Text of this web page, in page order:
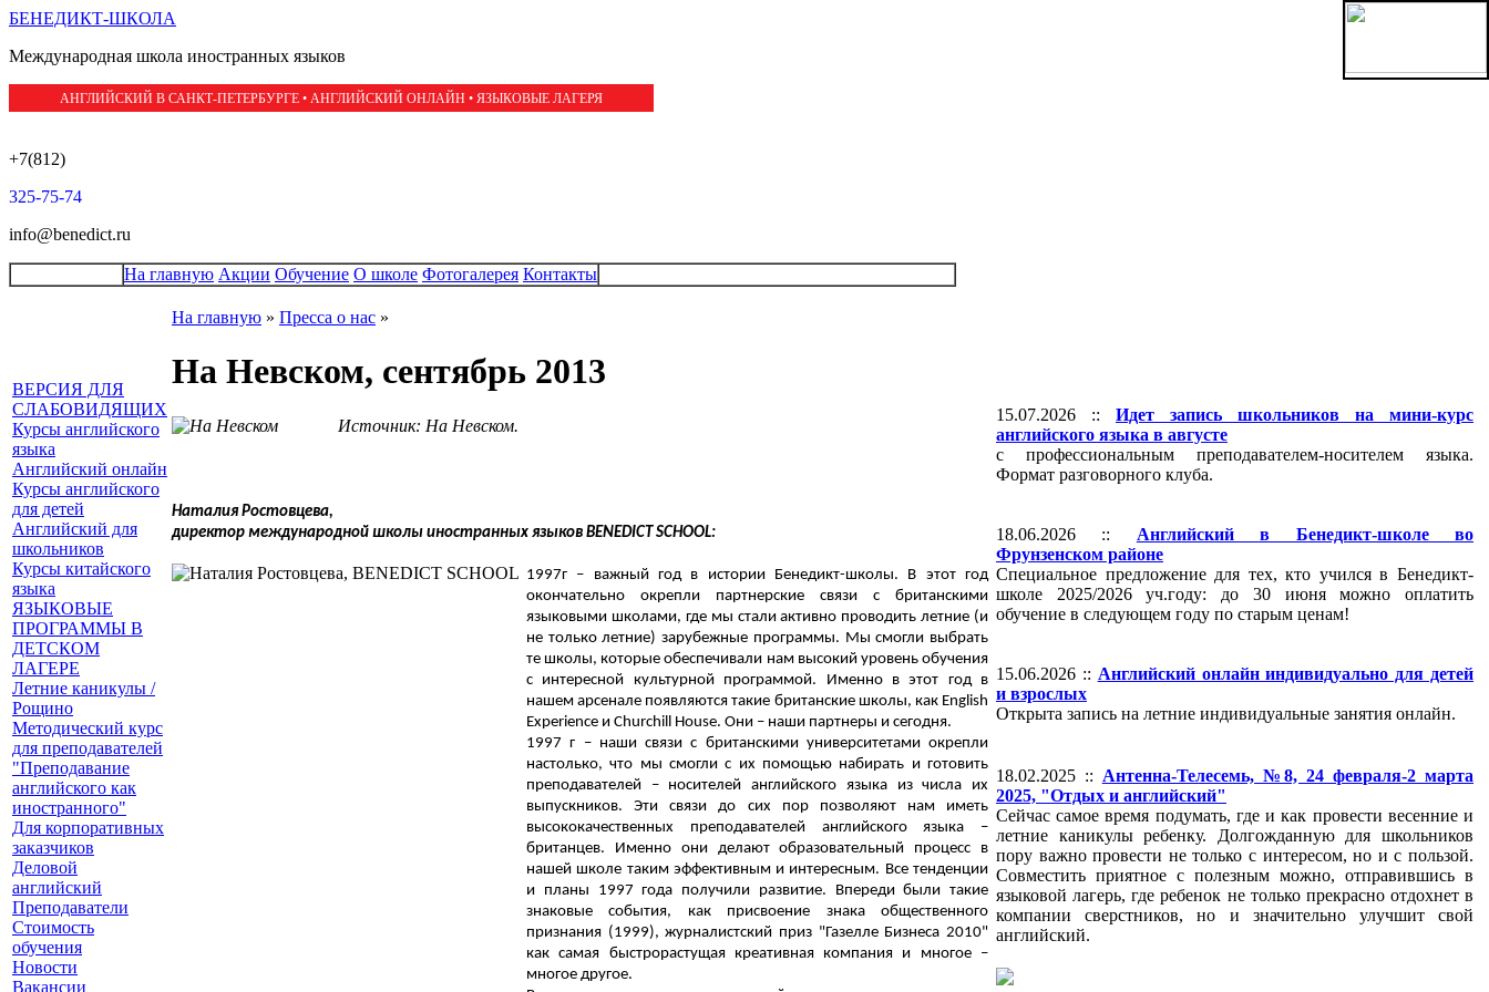
БЕНЕДИКТ-ШКОЛА
Международная школа иностранных языков
АНГЛИЙСКИЙ В САНКТ-ПЕТЕРБУРГЕ • АНГЛИЙСКИЙ ОНЛАЙН • ЯЗЫКОВЫЕ ЛАГЕРЯ
+7(812)
325-75-74
info@benedict.ru
На главную Акции Обучение О школе Фотогалерея Контакты
ВЕРСИЯ ДЛЯ
СЛАБОВИДЯЩИХ
Курсы английского
языка
Английский онлайн
Курсы английского
для детей
Английский для
школьников
Курсы китайского
языка
ЯЗЫКОВЫЕ
ПРОГРАММЫ В
ДЕТСКОМ
ЛАГЕРЕ
Летние каникулы /
Рощино
Методический курс
для преподавателей
"Преподавание
английского как
иностранного"
Для корпоративных
заказчиков
Деловой
английский
Преподаватели
Стоимость
обучения
Новости
Вакансии
На главную » Пресса о нас »
На Невском, сентябрь 2013
Источник: На Невском.
Наталия Ростовцева,
директор международной школы иностранных языков BENEDICT SCHOOL:
1997г – важный год в истории Бенедикт-школы. В этот год
окончательно окрепли партнерские связи с британскими
языковыми школами, где мы стали активно проводить летние (и
не только летние) зарубежные программы. Мы смогли выбрать
те школы, которые обеспечивали нам высокий уровень обучения
с интересной культурной программой. Именно в этот год в
нашем арсенале появляются такие британские школы, как English
Experience и Churchill House. Они – наши партнеры и сегодня.
1997 г – наши связи с британскими университетами окрепли
настолько, что мы смогли с их помощью набирать и готовить
преподавателей – носителей английского языка из числа их
выпускников. Эти связи до сих пор позволяют нам иметь
высококачественных преподавателей английского языка –
британцев. Именно они делают образовательный процесс в
нашей школе таким эффективным и интересным. Все тенденции
и планы 1997 года получили развитие. Впереди были такие
знаковые события, как присвоение знака общественного
признания (1999), журналистский приз "Газелле Бизнеса 2010"
как самая быстрорастущая креативная компания и многое –
многое другое.
15.07.2026 :: Идет запись школьников на мини-курс
английского языка в августе
с профессиональным преподавателем-носителем языка.
Формат разговорного клуба.
18.06.2026 :: Английский в Бенедикт-школе во
Фрунзенском районе
Специальное предложение для тех, кто учился в Бенедикт-
школе 2025/2026 уч.году: до 30 июня можно оплатить
обучение в следующем году по старым ценам!
15.06.2026 :: Английский онлайн индивидуально для детей
и взрослых
Открыта запись на летние индивидуальные занятия онлайн.
18.02.2025 :: Антенна-Телесемь, №8, 24 февраля-2 марта
2025, "Отдых и английский"
Сейчас самое время подумать, где и как провести весенние и
летние каникулы ребенку. Долгожданную для школьников
пору важно провести не только с интересом, но и с пользой.
Совместить приятное с полезным можно, отправившись в
языковой лагерь, где ребенок не только прекрасно отдохнет в
компании сверстников, но и значительно улучшит свой
английский.